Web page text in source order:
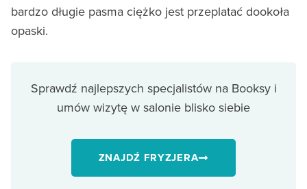
bardzo długie pasma ciężko jest przeplatać dookoła
opaski.
Sprawdź najlepszych specjalistów na Booksy i
umów wizytę w salonie blisko siebie
ZNAJDŹ FRYZJERA